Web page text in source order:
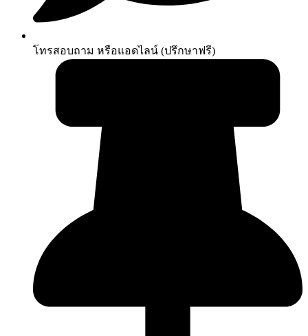
โทรสอบถาม หรือแอดไลน์ (ปรึกษาฟรี)​